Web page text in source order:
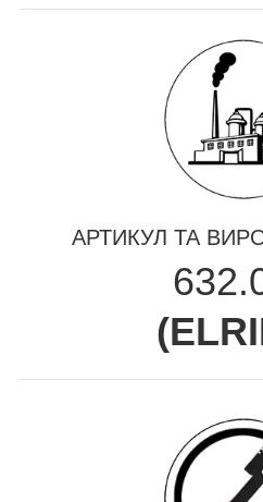
АРТИКУЛ ТА
(